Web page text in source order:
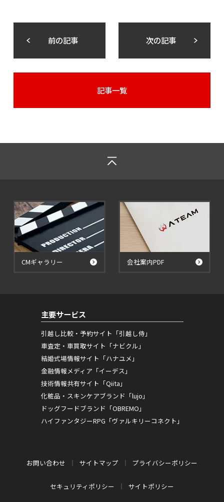
前の記事 次の記事
記事一覧
CMギャラリー 会社案内PDF
主要サービス
引越し比較・予約サイト「引越し侍」
車査定・車買取サイト「ナビクル」
結婚式場情報サイト「ハナユメ」
金融情報メディア「イーデス」
技術情報共有サイト「Qiita」
化粧品・スキンケアブランド「lujo」
ドッグフードブランド「OBREMO」
ハイファンタジーRPG「ヴァルキリーコネクト」
お問い合わせ サイトマップ プライバシーポリシー
セキュリティポリシー サイトポリシー